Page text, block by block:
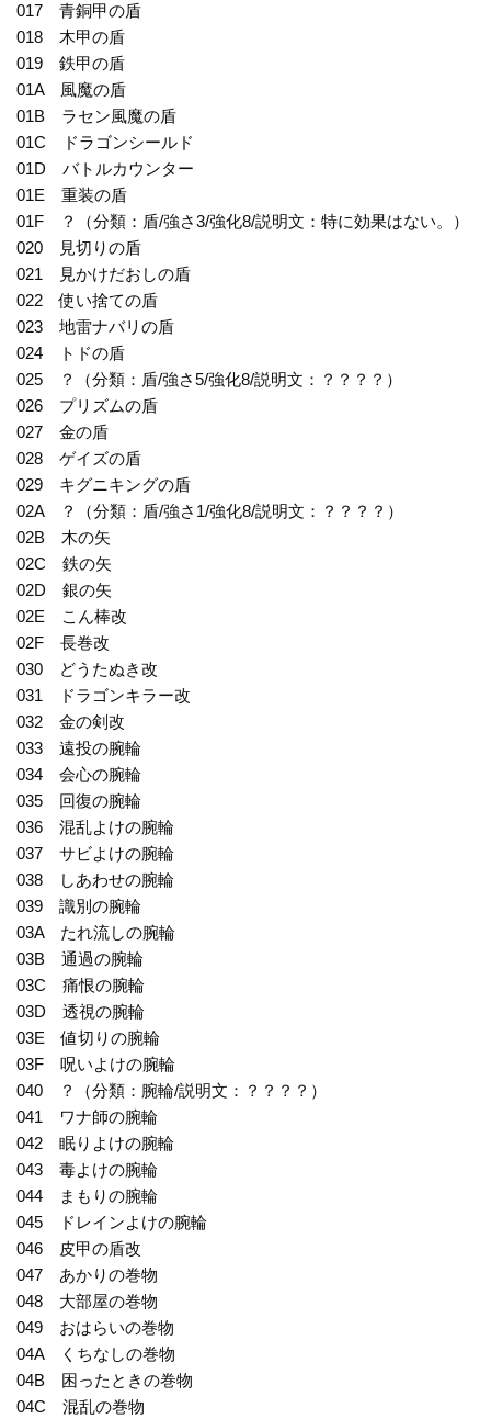
017 青銅甲の盾
018 木甲の盾
019 鉄甲の盾
01A 風魔の盾
01B ラセン風魔の盾
01C ドラゴンシールド
01D バトルカウンター
01E 重装の盾
01F ？（分類：盾/強さ3/強化8/説明文：特に効果はない。）
020 見切りの盾
021 見かけだおしの盾
022 使い捨ての盾
023 地雷ナバリの盾
024 トドの盾
025 ？（分類：盾/強さ5/強化8/説明文：？？？？）
026 プリズムの盾
027 金の盾
028 ゲイズの盾
029 キグニキングの盾
02A ？（分類：盾/強さ1/強化8/説明文：？？？？）
02B 木の矢
02C 鉄の矢
02D 銀の矢
02E こん棒改
02F 長巻改
030 どうたぬき改
031 ドラゴンキラー改
032 金の剣改
033 遠投の腕輪
034 会心の腕輪
035 回復の腕輪
036 混乱よけの腕輪
037 サビよけの腕輪
038 しあわせの腕輪
039 識別の腕輪
03A たれ流しの腕輪
03B 通過の腕輪
03C 痛恨の腕輪
03D 透視の腕輪
03E 値切りの腕輪
03F 呪いよけの腕輪
040 ？（分類：腕輪/説明文：？？？？）
041 ワナ師の腕輪
042 眠りよけの腕輪
043 毒よけの腕輪
044 まもりの腕輪
045 ドレインよけの腕輪
046 皮甲の盾改
047 あかりの巻物
048 大部屋の巻物
049 おはらいの巻物
04A くちなしの巻物
04B 困ったときの巻物
04C 混乱の巻物